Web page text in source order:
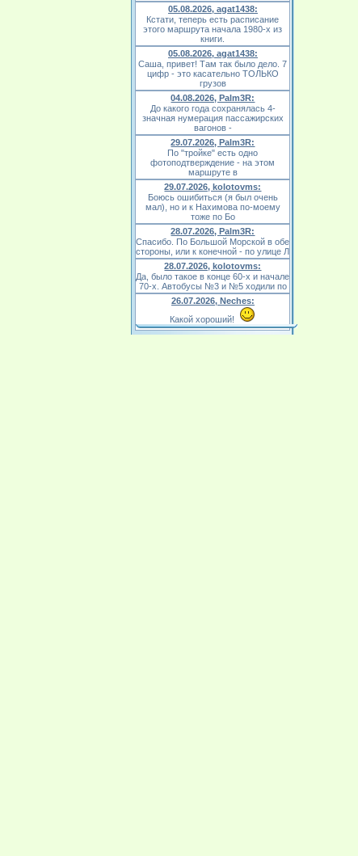
05.08.2026, agat1438:
Кстати, теперь есть расписание
этого маршрута начала 1980-х из
книги.
05.08.2026, agat1438:
Саша, привет! Там так было дело. 7
цифр - это касательно ТОЛЬКО
грузов
04.08.2026, Palm3R:
До какого года сохранялась 4-
значная нумерация пассажирских
вагонов -
29.07.2026, Palm3R:
По "тройке" есть одно
фотоподтверждение - на этом
маршруте в
29.07.2026, kolotovms:
Боюсь ошибиться (я был очень
мал), но и к Нахимова по-моему
тоже по Бо
28.07.2026, Palm3R:
Спасибо. По Большой Морской в обе
стороны, или к конечной - по улице Л
28.07.2026, kolotovms:
Да, было такое в конце 60-х и начале
70-х. Автобусы №3 и №5 ходили по
26.07.2026, Neches:
Какой хороший!